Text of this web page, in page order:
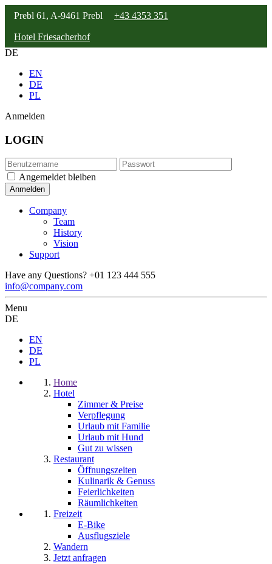
Prebl 61, A-9461 Prebl +43 4353 351
Hotel Friesacherhof
DE
EN
DE
PL
Anmelden
LOGIN
Angemeldet bleiben
Company
Team
History
Vision
Support
Have any Questions? +01 123 444 555
info@company.com
Menu
DE
EN
DE
PL
Home
Hotel
Zimmer & Preise
Verpflegung
Urlaub mit Familie
Urlaub mit Hund
Gut zu wissen
Restaurant
Öffnungszeiten
Kulinarik & Genuss
Feierlichkeiten
Räumlichkeiten
Freizeit
E-Bike
Ausflugsziele
Wandern
Jetzt anfragen